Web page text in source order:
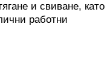
и свиване, като
работни